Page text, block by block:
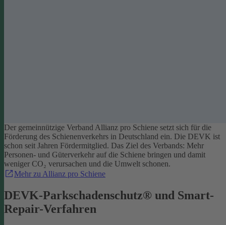
Der gemeinnützige Verband Allianz pro Schiene setzt sich für die
Förderung des Schienenverkehrs in Deutschland ein. Die DEVK ist
schon seit Jahren Fördermitglied. Das Ziel des Verbands: Mehr
Personen- und Güterverkehr auf die Schiene bringen und damit
weniger CO₂ verursachen und die Umwelt schonen.
Mehr zu Allianz pro Schiene
DEVK-Parkschadenschutz® und Smart-
Repair-Verfahren